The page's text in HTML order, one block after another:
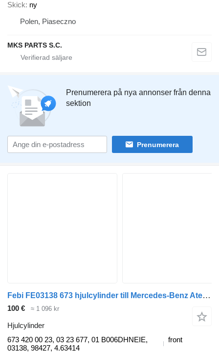
Skick ny
Polen, Piaseczno
MKS PARTS S.C.
Prenumerera på nya annonser från denna
sektion
Prenumerera
Febi FE03138 673 hjulcylinder till Mercedes-Benz Atego, Conecto, LK/LN2 lastbil
100 € ≈ 1 096 kr
Hjulcylinder
673 420 00 23, 03 23 677, 01 B006DHNEIE,
03138, 98427, 4.63414
front